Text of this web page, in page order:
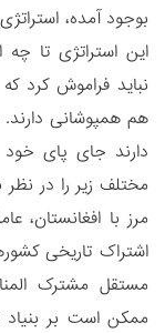
بوجود آمده،
این استراتژی تا
نباید فراموش کرد
هم همپوشانی دارند.
دارند جای پای خود
مختلف زیر را در
مرز با افغانستان،
اشتراک تاریخی
مستقل مشترک
ممکن است بر بنیاد